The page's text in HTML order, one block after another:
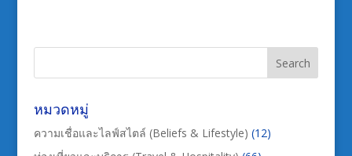
หมวดหมู่
ความเชื่อและไลฟ์สไตล์ (Beliefs & Lifestyle) (12)